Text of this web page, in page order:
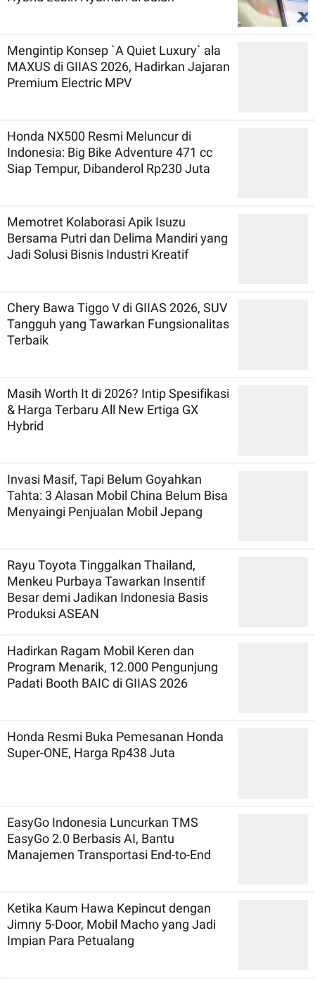
Mengintip Konsep `A Quiet Luxury` ala
MAXUS di GIIAS 2026, Hadirkan Jajaran
Premium Electric MPV
Honda NX500 Resmi Meluncur di
Indonesia: Big Bike Adventure 471 cc
Siap Tempur, Dibanderol Rp230 Juta
Memotret Kolaborasi Apik Isuzu
Bersama Putri dan Delima Mandiri yang
Jadi Solusi Bisnis Industri Kreatif
Chery Bawa Tiggo V di GIIAS 2026, SUV
Tangguh yang Tawarkan Fungsionalitas
Terbaik
Masih Worth It di 2026? Intip Spesifikasi
& Harga Terbaru All New Ertiga GX
Hybrid
Invasi Masif, Tapi Belum Goyahkan
Tahta: 3 Alasan Mobil China Belum Bisa
Menyaingi Penjualan Mobil Jepang
Rayu Toyota Tinggalkan Thailand,
Menkeu Purbaya Tawarkan Insentif
Besar demi Jadikan Indonesia Basis
Produksi ASEAN
Hadirkan Ragam Mobil Keren dan
Program Menarik, 12.000 Pengunjung
Padati Booth BAIC di GIIAS 2026
Honda Resmi Buka Pemesanan Honda
Super-ONE, Harga Rp438 Juta
EasyGo Indonesia Luncurkan TMS
EasyGo 2.0 Berbasis AI, Bantu
Manajemen Transportasi End-to-End
Ketika Kaum Hawa Kepincut dengan
Jimny 5-Door, Mobil Macho yang Jadi
Impian Para Petualang